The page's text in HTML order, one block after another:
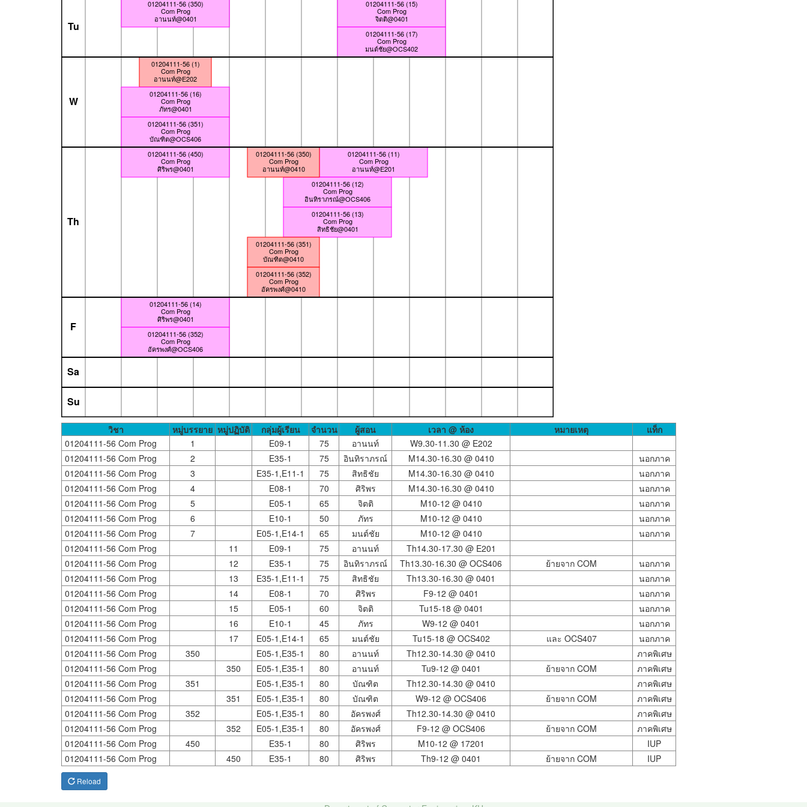
01204111-56 (1)
Com Prog
อานนท์@E202
01204111-56 (11)
Com Prog
อานนท์@E201
01204111-56 (12)
Com Prog
อินทิราภรณ์@OCS406
01204111-56 (13)
Com Prog
สิทธิชัย@0401
01204111-56 (14)
Com Prog
ศิริพร@0401
01204111-56 (15)
Com Prog
จิตติ@0401
01204111-56 (16)
Com Prog
ภัทร@0401
01204111-56 (17)
Com Prog
มนต์ชัย@OCS402
01204111-56 (350)
Com Prog
อานนท์@0410
01204111-56 (350)
Com Prog
อานนท์@0401
01204111-56 (351)
Com Prog
บัณฑิต@0410
01204111-56 (351)
Com Prog
บัณฑิต@OCS406
01204111-56 (352)
Com Prog
อัครพงศ์@0410
01204111-56 (352)
Com Prog
อัครพงศ์@OCS406
01204111-56 (450)
Com Prog
ศิริพร@0401
Tu
W
Th
F
Sa
Su
วิชา หมู่บรรยาย หมู่ปฏิบัติ กลุ่มผู้เรียน จำนวน ผู้สอน เวลา @ ห้อง หมายเหตุ
แท็ก
01204111-56 Com Prog
1 E09-1 75 อานนท์ W9.30-11.30 @ E202
01204111-56 Com Prog
2 E35-1 75 อินทิราภรณ์ M14.30-16.30 @ 0410
นอกภาค
01204111-56 Com Prog
3 E35-1,E11-1 75 สิทธิชัย M14.30-16.30 @ 0410
นอกภาค
01204111-56 Com Prog
4 E08-1 70 ศิริพร M14.30-16.30 @ 0410
นอกภาค
01204111-56 Com Prog
5 E05-1 65 จิตติ M10-12 @ 0410
นอกภาค
01204111-56 Com Prog
6 E10-1 50 ภัทร M10-12 @ 0410
นอกภาค
01204111-56 Com Prog
7 E05-1,E14-1 65 มนต์ชัย M10-12 @ 0410
นอกภาค
01204111-56 Com Prog
11 E09-1 75 อานนท์ Th14.30-17.30 @ E201
01204111-56 Com Prog
12 E35-1 75 อินทิราภรณ์ Th13.30-16.30 @ OCS406 ย้ายจาก COM
นอกภาค
01204111-56 Com Prog
13 E35-1,E11-1 75 สิทธิชัย Th13.30-16.30 @ 0401
นอกภาค
01204111-56 Com Prog
14 E08-1 70 ศิริพร F9-12 @ 0401
นอกภาค
01204111-56 Com Prog
15 E05-1 60 จิตติ Tu15-18 @ 0401
นอกภาค
01204111-56 Com Prog
16 E10-1 45 ภัทร W9-12 @ 0401
นอกภาค
01204111-56 Com Prog
17 E05-1,E14-1 65 มนต์ชัย Tu15-18 @ OCS402 และ OCS407
นอกภาค
01204111-56 Com Prog
350 E05-1,E35-1 80 อานนท์ Th12.30-14.30 @ 0410
ภาคพิเศษ
01204111-56 Com Prog
350 E05-1,E35-1 80 อานนท์ Tu9-12 @ 0401 ย้ายจาก COM
ภาคพิเศษ
01204111-56 Com Prog
351 E05-1,E35-1 80 บัณฑิต Th12.30-14.30 @ 0410
ภาคพิเศษ
01204111-56 Com Prog
351 E05-1,E35-1 80 บัณฑิต W9-12 @ OCS406 ย้ายจาก COM
ภาคพิเศษ
01204111-56 Com Prog
352 E05-1,E35-1 80 อัครพงศ์ Th12.30-14.30 @ 0410
ภาคพิเศษ
01204111-56 Com Prog
352 E05-1,E35-1 80 อัครพงศ์ F9-12 @ OCS406 ย้ายจาก COM
ภาคพิเศษ
01204111-56 Com Prog
450 E35-1 80 ศิริพร M10-12 @ 17201
IUP
01204111-56 Com Prog
450 E35-1 80 ศิริพร Th9-12 @ 0401 ย้ายจาก COM IUP
Reload